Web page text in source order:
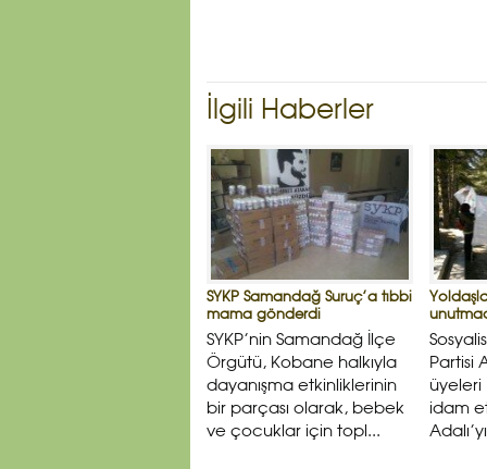
İlgili Haberler
SYKP Samandağ Suruç’a tıbbi
mama gönderdi
SYKP’nin Samandağ İlçe
Örgütü, Kobane halkıyla
dayanışma etkinliklerinin
bir parçası olarak, bebek
ve çocuklar için topl...
Partisi
üyeleri
idam